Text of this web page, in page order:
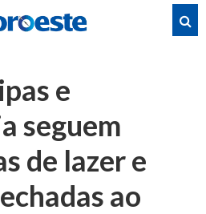
e
seguem
de lazer e
ao